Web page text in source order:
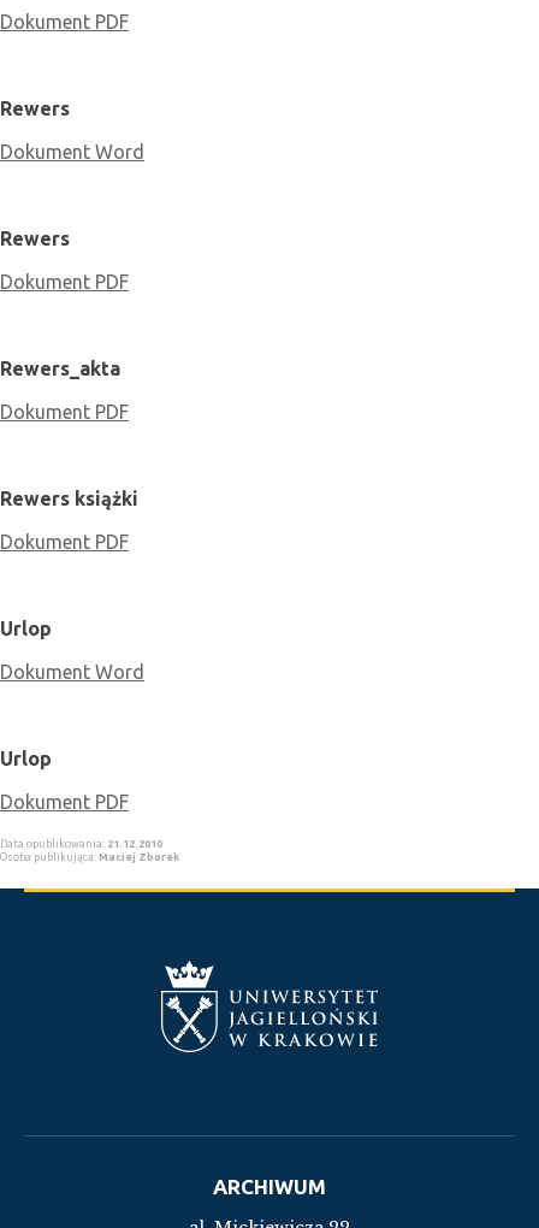
Dokument PDF
Rewers
Dokument Word
Rewers
Dokument PDF
Rewers_akta
Dokument PDF
Rewers książki
Dokument PDF
Urlop
Dokument Word
Urlop
Dokument PDF
Data opublikowania: 21.12.2010
Osoba publikująca: Maciej Zborek
ARCHIWUM